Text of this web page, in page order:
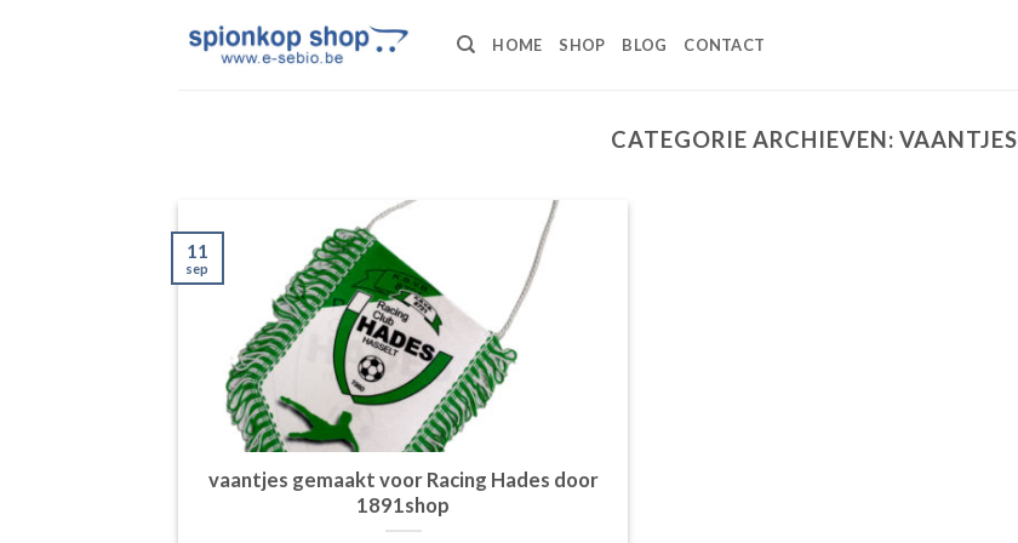
HOME SHOP BLOG CONTACT
CATEGORIE ARCHIEVEN:VAANTJES
vaantjes gemaakt voor Racing Hades door
1891shop
11
sep